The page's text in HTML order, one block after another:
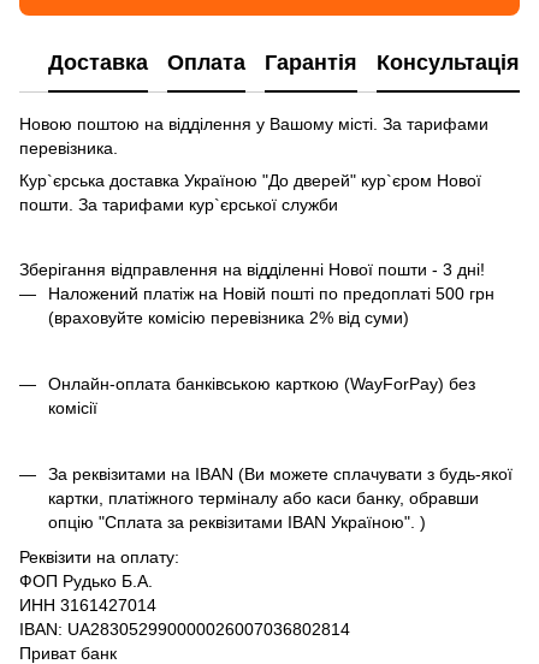
Доставка Оплата Гарантія Консультація
Новою поштою на відділення у Вашому місті. За тарифами
перевізника.
Кур`єрська доставка Україною "До дверей" кур`єром Нової
пошти. За тарифами кур`єрської служби
Зберігання відправлення на відділенні Нової пошти - 3 дні!
Наложений платіж на Новій пошті по предоплаті 500 грн
(враховуйте комісію перевізника 2% від суми)
Онлайн-оплата банківською карткою (WayForPay) без
комісії
За реквізитами на IBAN (Ви можете сплачувати з будь-якої
картки, платіжного терміналу або каси банку, обравши
опцію "Сплата за реквізитами IBAN Україною". )
Реквізити на оплату:
ФОП Рудько Б.А.
ИНН 3161427014
IBAN: UA283052990000026007036802814
Приват банк